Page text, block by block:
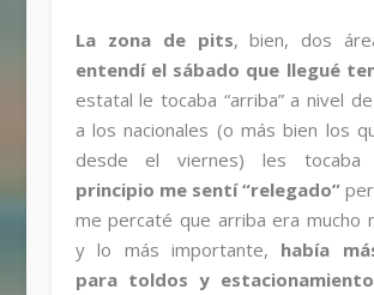
La zona de pits, bien, dos
entendí el sábado que llegué
estatal le tocaba “arriba” a nivel
a los nacionales (o más bien los
desde el viernes) les
principio me sentí “relegado”
me percaté que arriba era mucho
y lo más importante, había
para toldos y estacionamiento